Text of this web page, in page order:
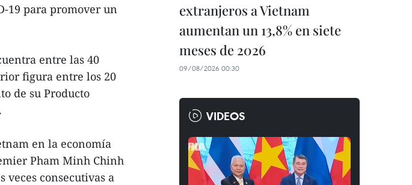
19 para promover un
entre las 40
figura entre los 20
de su Producto
en la economía
Pham Minh Chinh
veces consecutivas a
extranjeros a Vietnam
aumentan un 13,8% en siete
meses de 2026
09/08/2026 00:30
VIDEOS